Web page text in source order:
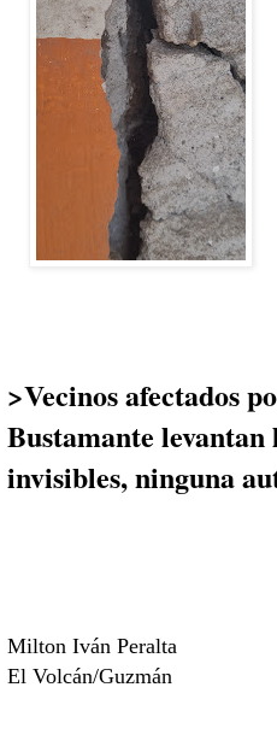
>Vecinos afectados
Bustamante levantan
invisibles, ninguna
Milton Iván Peralta
El Volcán/Guzmán